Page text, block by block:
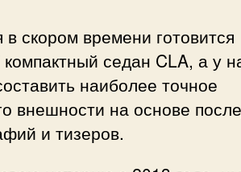
скором времени готовится
седан CLA, а у
наиболее точное
внешности на основе
и тизеров.